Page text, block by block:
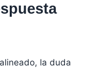
la duda